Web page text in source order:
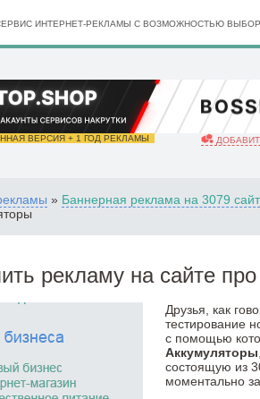
ИНТЕРНЕТ-РЕКЛАМЫ С ВОЗМОЖНОСТЬЮ
ВЕРСИЯ + 1 ГОД РЕКЛАМЫ
» Баннерная реклама на 3079
рекламу на сайте
Друзья, как
тестирование
с помощью
Аккумуляторы
состоящую из
моментально